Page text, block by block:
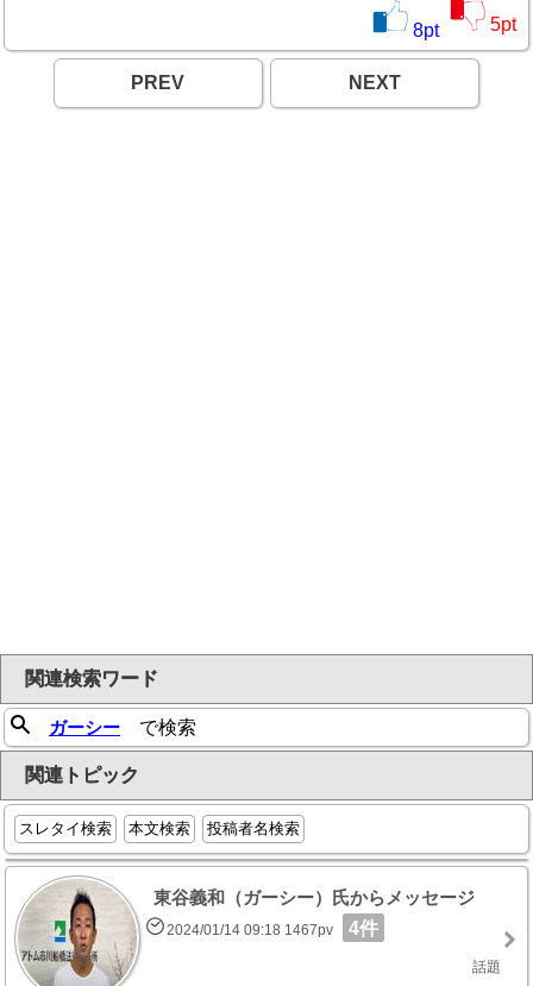
8pt 5pt
PREV NEXT
関連検索ワード
ガーシー で検索
関連トピック
スレタイ検索 本文検索 投稿者名検索
東谷義和（ガーシー）氏からメッセージ
2024/01/14 09:18 1467pv 4件
話題